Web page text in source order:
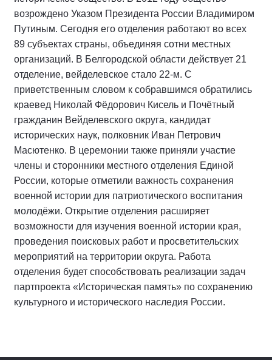
возрождено Указом Президента России Владимиром
Путиным. Сегодня его отделения работают во всех
89 субъектах страны, объединяя сотни местных
организаций. В Белгородской области действует 21
отделение, вейделевское стало 22-м. С
приветственным словом к собравшимся обратились
краевед Николай Фёдорович Кисель и Почётный
гражданин Вейделевского округа, кандидат
исторических наук, полковник Иван Петрович
Масютенко. В церемонии также приняли участие
члены и сторонники местного отделения Единой
России, которые отметили важность сохранения
военной истории для патриотического воспитания
молодёжи. Открытие отделения расширяет
возможности для изучения военной истории края,
проведения поисковых работ и просветительских
мероприятий на территории округа. Работа
отделения будет способствовать реализации задач
партпроекта «Историческая память» по сохранению
культурного и исторического наследия России.